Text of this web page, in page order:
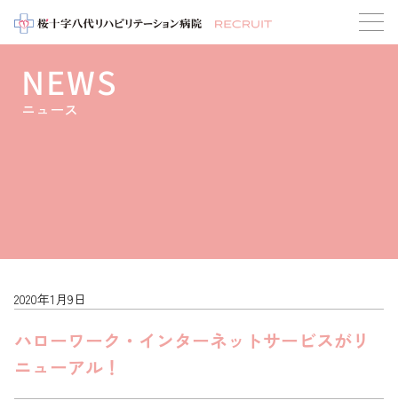
NEWS
ニュース
2020年1月9日
ハローワーク・インターネットサービスがリ
ニューアル！